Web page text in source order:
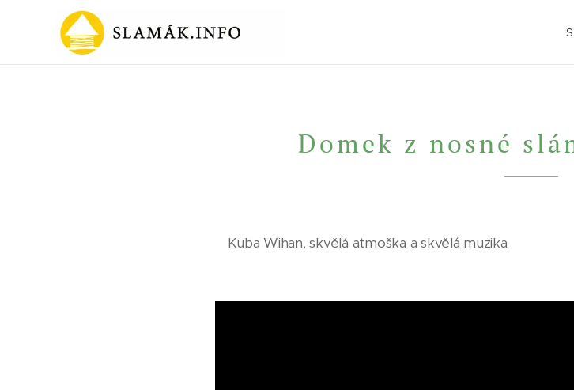
Domek z nosné
Kuba Wihan, skvělá atmoška a skvělá muzika